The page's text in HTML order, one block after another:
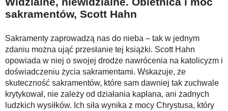
Coś dla ducha
Smacznie i zdrowo
O finansach i społeczeństwie - edukacja nie tylko dla 60plus
Ciekawe książki
Stop samotności
Z internetem za pan brat
sakramentów, Scott Hahn
Sakramenty zaprowadzą nas do nieba – tak w jednym
zdaniu można ująć przesłanie tej książki. Scott Hahn
opowiada w niej o swojej drodze nawrócenia na katolicyzm i
doświadczeniu życia sakramentami. Wskazuje, że
skuteczność sakramentów, które sam dawniej tak zuchwale
krytykował, nie zależy od działania kapłana, ani żadnych
ludzkich wysiłków. Ich siła wynika z mocy Chrystusa, który